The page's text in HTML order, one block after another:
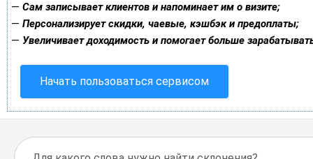
— Сам записывает клиентов и напоминает им о визите;
— Персонализирует скидки, чаевые, кэшбэк и предоплаты;
— Увеличивает доходимость и помогает больше
Начать пользоваться сервисом